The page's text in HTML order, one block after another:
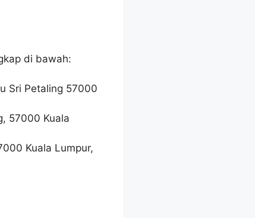
di bawah:
Sri Petaling 57000
57000 Kuala
Kuala Lumpur,